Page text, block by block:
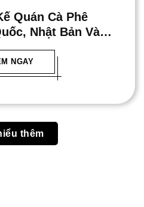
Quán Cà Phê
Nhật Bản Và
Nhất
NGAY
thêm